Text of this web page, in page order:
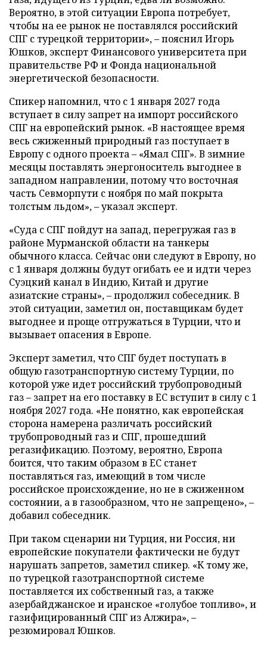
Вероятно, в этой ситуации Европа потребует,
чтобы на ее рынок не поставлялся российский
СПГ с турецкой территории», – пояснил Игорь
Юшков, эксперт Финансового университета при
правительстве РФ и Фонда национальной
энергетической безопасности.
Спикер напомнил, что с 1 января 2027 года
вступает в силу запрет на импорт российского
СПГ на европейский рынок. «В настоящее время
весь сжиженный природный газ поступает в
Европу с одного проекта – «Ямал СПГ». В зимние
месяцы поставлять энергоноситель выгоднее в
западном направлении, потому что восточная
часть Севморпути с ноября по май покрыта
толстым льдом», – указал эксперт.
«Суда с СПГ пойдут на запад, перегружая газ в
районе Мурманской области на танкеры
обычного класса. Сейчас они следуют в Европу, но
с 1 января должны будут огибать ее и идти через
Суэцкий канал в Индию, Китай и другие
азиатские страны», – продолжил собеседник. В
этой ситуации, заметил он, поставщикам будет
выгоднее и проще отгружаться в Турции, что и
вызывает опасения в Европе.
Эксперт заметил, что СПГ будет поступать в
общую газотранспортную систему Турции, по
которой уже идет российский трубопроводный
газ – запрет на его поставку в ЕС вступит в силу с 1
ноября 2027 года. «Не понятно, как европейская
сторона намерена различать российский
трубопроводный газ и СПГ, прошедший
регазификацию. Поэтому, вероятно, Европа
боится, что таким образом в ЕС станет
поставляться газ, имеющий в том числе
российское происхождение, но не в сжиженном
состоянии, а в газообразном, что не запрещено», –
добавил собеседник.
При таком сценарии ни Турция, ни Россия, ни
европейские покупатели фактически не будут
нарушать запретов, заметил спикер. «К тому же,
по турецкой газотранспортной системе
поставляется их собственный газ, а также
азербайджанское и иранское «голубое топливо», и
газифицированный СПГ из Алжира», –
резюмировал Юшков.